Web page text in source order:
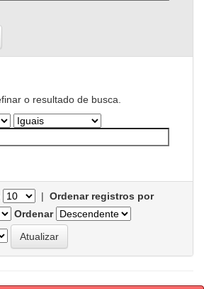
o resultado de busca.
| Ordenar registros por
Ordenar